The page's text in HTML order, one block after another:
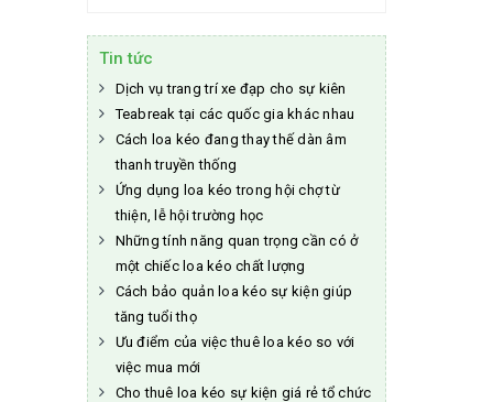
Tin tức
Dịch vụ trang trí xe đạp cho sự kiên
Teabreak tại các quốc gia khác nhau
Cách loa kéo đang thay thế dàn âm
thanh truyền thống
Ứng dụng loa kéo trong hội chợ từ
thiện, lễ hội trường học
Những tính năng quan trọng cần có ở
một chiếc loa kéo chất lượng
Cách bảo quản loa kéo sự kiện giúp
tăng tuổi thọ
Ưu điểm của việc thuê loa kéo so với
việc mua mới
Cho thuê loa kéo sự kiện giá rẻ tổ chức